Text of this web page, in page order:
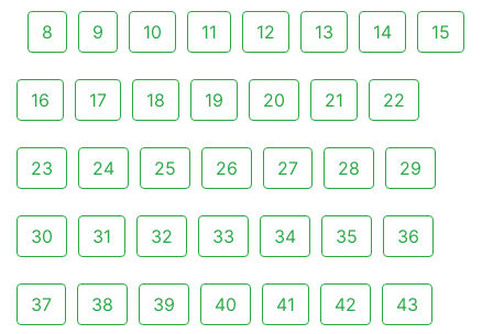
8 9 10 11 12 13 14 15
16 17 18 19 20 21 22
23 24 25 26 27 28 29
30 31 32 33 34 35 36
37 38 39 40 41 42 43